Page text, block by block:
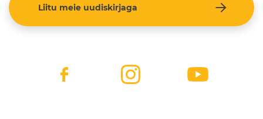
Liitu meie uudiskirjaga